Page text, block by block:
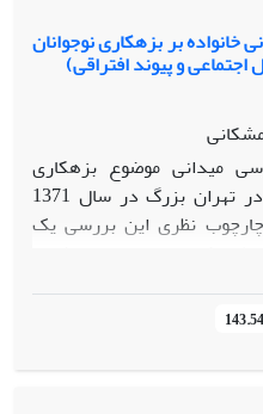
بر بزهکاری نوجوانان
و پیوند افتراقی)
میدانی موضوع بزهکاری
نوجوانانی که به جرم بزهکاری در تهران بزرگ در سال 1371
نظری این بررسی یک
کنترل اجتماعی هیرشی و
وجود آورده ایم تا در تعیین
موثر در بزهکاری را به
سال دستگیر شده بودند ، با 90 پسر و همه دختران مصاحبه